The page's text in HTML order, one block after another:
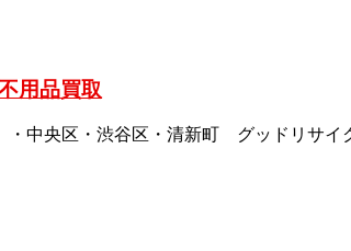
用品買取
・中央区・渋谷区・清新町 グッドリサ